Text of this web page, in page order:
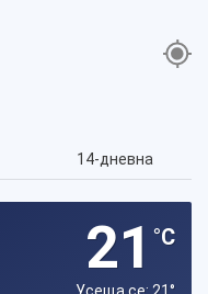
14-дневна
21 °C